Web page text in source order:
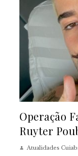
Operação
Ruyter
Atualidades